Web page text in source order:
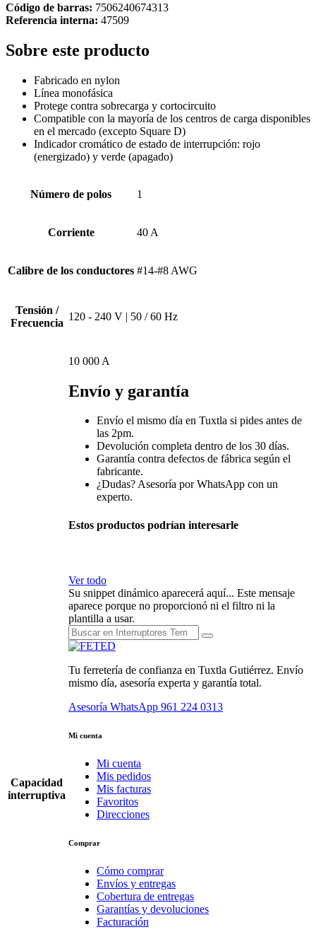
Código de barras: 7506240674313
Referencia interna: 47509
Sobre este producto
Fabricado en nylon
Línea monofásica
Protege contra sobrecarga y cortocircuito
Compatible con la mayoría de los centros de carga disponibles
en el mercado (excepto Square D)
Indicador cromático de estado de interrupción: rojo
(energizado) y verde (apagado)
Número de polos 1
Corriente 40 A
Calibre de los conductores #14-#8 AWG
Tensión /
Frecuencia
120 - 240 V | 50 / 60 Hz
Capacidad
interruptiva
10 000 A
Envío y garantía
Envío el mismo día en Tuxtla si pides antes de
las 2pm.
Devolución completa dentro de los 30 días.
Garantía contra defectos de fábrica según el
fabricante.
¿Dudas? Asesoría por WhatsApp con un
experto.
Estos productos podrían interesarle
Ver todo
Su snippet dinámico aparecerá aquí... Este mensaje
aparece porque no proporcionó ni el filtro ni la
plantilla a usar.
Tu ferretería de confianza en Tuxtla Gutiérrez. Envío
mismo día, asesoría experta y garantía total.
Asesoría WhatsApp 961 224 0313
Mi cuenta
Mi cuenta
Mis pedidos
Mis facturas
Favoritos
Direcciones
Comprar
Cómo comprar
Envíos y entregas
Cobertura de entregas
Garantías y devoluciones
Facturación